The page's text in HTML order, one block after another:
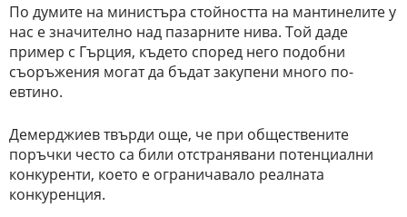
По думите на министъра стойността на мантинелите у
нас е значително над пазарните нива. Той даде
пример с Гърция, където според него подобни
съоръжения могат да бъдат закупени много по-
евтино.
Демерджиев твърди още, че при обществените
поръчки често са били отстранявани потенциални
конкуренти, което е ограничавало реалната
конкуренция.